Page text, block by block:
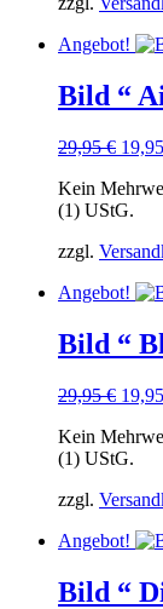
Angebot!
Bild “
29,95€
war:
29,95
19,95
Kein
(1) UStG.
zzgl.
Angebot!
Bild “
29,95€
war:
29,95
19,95
Kein
(1) UStG.
zzgl.
Angebot!
Bild “